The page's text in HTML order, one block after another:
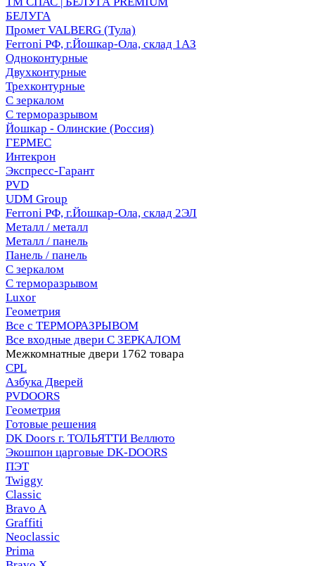
БЕЛУГА
Промет VALBERG (Тула)
Ferroni РФ, г.Йошкар-Ола, склад 1АЗ
Одноконтурные
Двухконтурные
Трехконтурные
С зеркалом
С терморазрывом
Йошкар - Олинские (Россия)
ГЕРМЕС
Интекрон
Экспресс-Гарант
PVD
UDM Group
Ferroni РФ, г.Йошкар-Ола, склад 2ЭЛ
Металл / металл
Металл / панель
Панель / панель
С зеркалом
С терморазрывом
Luxor
Геометрия
Все с ТЕРМОРАЗРЫВОМ
Все входные двери С ЗЕРКАЛОМ
Межкомнатные двери 1762 товара
CPL
Азбука Дверей
PVDOORS
Геометрия
Готовые решения
DK Doors г. ТОЛЬЯТТИ Веллюто
Экошпон царговые DK-DOORS
ПЭТ
Twiggy
Classic
Bravo A
Graffiti
Neoclassic
Prima